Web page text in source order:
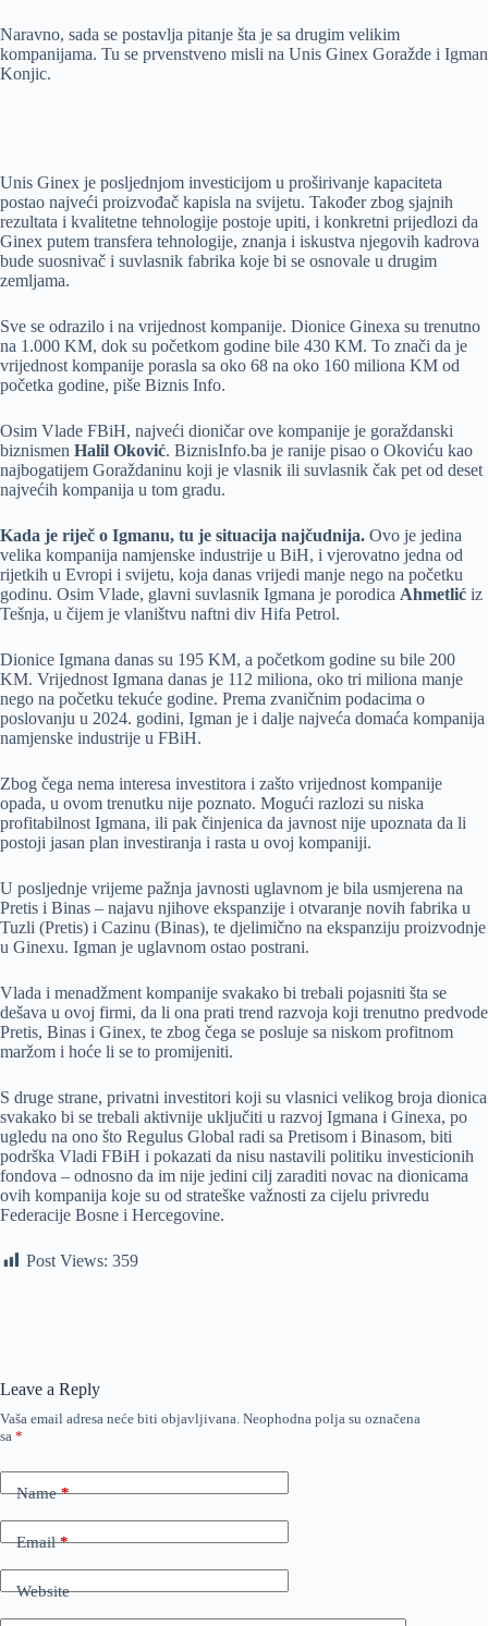
Naravno, sada se postavlja pitanje šta je sa drugim velikim
kompanijama. Tu se prvenstveno misli na Unis Ginex Goražde i Igman
Konjic.
Unis Ginex je posljednjom investicijom u proširivanje kapaciteta
postao najveći proizvođač kapisla na svijetu. Također zbog sjajnih
rezultata i kvalitetne tehnologije postoje upiti, i konkretni prijedlozi da
Ginex putem transfera tehnologije, znanja i iskustva njegovih kadrova
bude suosnivač i suvlasnik fabrika koje bi se osnovale u drugim
zemljama.
Sve se odrazilo i na vrijednost kompanije. Dionice Ginexa su trenutno
na 1.000 KM, dok su početkom godine bile 430 KM. To znači da je
vrijednost kompanije porasla sa oko 68 na oko 160 miliona KM od
početka godine, piše Biznis Info.
Osim Vlade FBiH, najveći dioničar ove kompanije je goraždanski
biznismen Halil Oković. BiznisInfo.ba je ranije pisao o Okoviću kao
najbogatijem Goraždaninu koji je vlasnik ili suvlasnik čak pet od deset
najvećih kompanija u tom gradu.
Kada je riječ o Igmanu, tu je situacija najčudnija. Ovo je jedina
velika kompanija namjenske industrije u BiH, i vjerovatno jedna od
rijetkih u Evropi i svijetu, koja danas vrijedi manje nego na početku
godinu. Osim Vlade, glavni suvlasnik Igmana je porodica Ahmetlić iz
Tešnja, u čijem je vlaništvu naftni div Hifa Petrol.
Dionice Igmana danas su 195 KM, a početkom godine su bile 200
KM. Vrijednost Igmana danas je 112 miliona, oko tri miliona manje
nego na početku tekuće godine. Prema zvaničnim podacima o
poslovanju u 2024. godini, Igman je i dalje najveća domaća kompanija
namjenske industrije u FBiH.
Zbog čega nema interesa investitora i zašto vrijednost kompanije
opada, u ovom trenutku nije poznato. Mogući razlozi su niska
profitabilnost Igmana, ili pak činjenica da javnost nije upoznata da li
postoji jasan plan investiranja i rasta u ovoj kompaniji.
U posljednje vrijeme pažnja javnosti uglavnom je bila usmjerena na
Pretis i Binas – najavu njihove ekspanzije i otvaranje novih fabrika u
Tuzli (Pretis) i Cazinu (Binas), te djelimično na ekspanziju proizvodnje
u Ginexu. Igman je uglavnom ostao postrani.
Vlada i menadžment kompanije svakako bi trebali pojasniti šta se
dešava u ovoj firmi, da li ona prati trend razvoja koji trenutno predvode
Pretis, Binas i Ginex, te zbog čega se posluje sa niskom profitnom
maržom i hoće li se to promijeniti.
S druge strane, privatni investitori koji su vlasnici velikog broja dionica
svakako bi se trebali aktivnije uključiti u razvoj Igmana i Ginexa, po
ugledu na ono što Regulus Global radi sa Pretisom i Binasom, biti
podrška Vladi FBiH i pokazati da nisu nastavili politiku investicionih
fondova – odnosno da im nije jedini cilj zaraditi novac na dionicama
ovih kompanija koje su od strateške važnosti za cijelu privredu
Federacije Bosne i Hercegovine.
Post Views: 359
Leave a Reply
Vaša email adresa neće biti objavljivana. Neophodna polja su označena
sa *
Name*
Email*
Website